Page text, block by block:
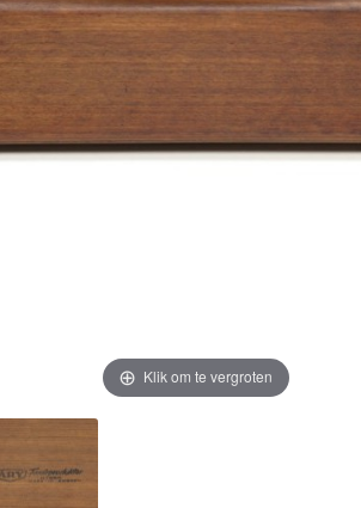
Klik om te vergroten